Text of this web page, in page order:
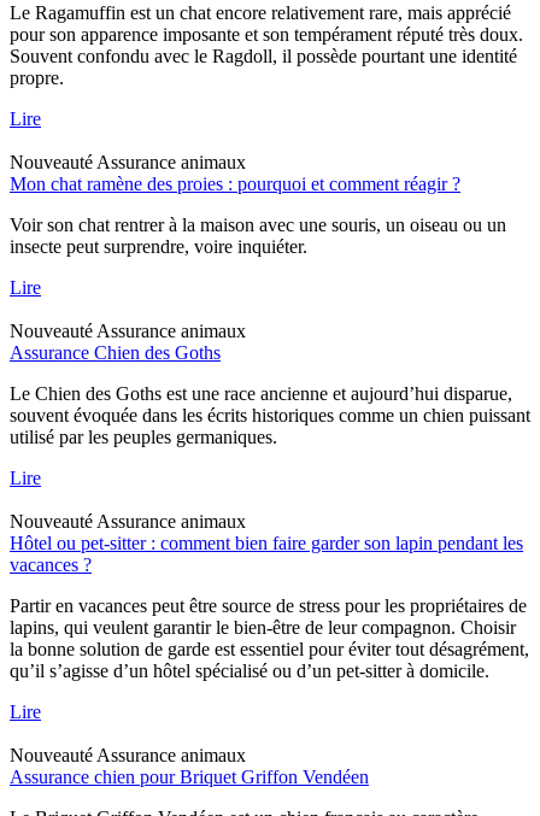
Le Ragamuffin est un chat encore relativement rare, mais apprécié
pour son apparence imposante et son tempérament réputé très doux.
Souvent confondu avec le Ragdoll, il possède pourtant une identité
propre.
Lire
Nouveauté Assurance animaux
Mon chat ramène des proies : pourquoi et comment réagir ?
Voir son chat rentrer à la maison avec une souris, un oiseau ou un
insecte peut surprendre, voire inquiéter.
Lire
Nouveauté Assurance animaux
Assurance Chien des Goths
Le Chien des Goths est une race ancienne et aujourd’hui disparue,
souvent évoquée dans les écrits historiques comme un chien puissant
utilisé par les peuples germaniques.
Lire
Nouveauté Assurance animaux
Hôtel ou pet-sitter : comment bien faire garder son lapin pendant les
vacances ?
Partir en vacances peut être source de stress pour les propriétaires de
lapins, qui veulent garantir le bien-être de leur compagnon. Choisir
la bonne solution de garde est essentiel pour éviter tout désagrément,
qu’il s’agisse d’un hôtel spécialisé ou d’un pet-sitter à domicile.
Lire
Nouveauté Assurance animaux
Assurance chien pour Briquet Griffon Vendéen